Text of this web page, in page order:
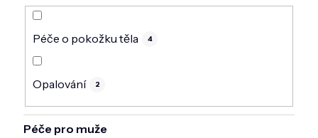
Péče o pokožku těla 4
Opalování 2
Péče pro muže